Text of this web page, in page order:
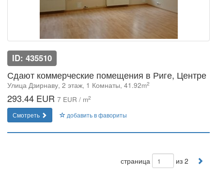
ID: 435510
Сдают коммерческие помещения в Риге, Центре
Улица Дзирнаву, 2 этаж, 1 Комнаты, 41.92m2
293.44 EUR 7 EUR / m2
Смотреть добавить в фавориты
страница из 2